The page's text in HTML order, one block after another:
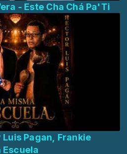
- Este Cha Chá Pa'Ti
Pagan, Frankie
Escuela